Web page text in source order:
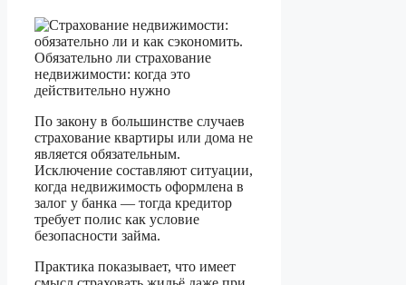
По закону в большинстве случаев
страхование квартиры или дома не
является обязательным.
Исключение составляют ситуации,
когда недвижимость оформлена в
залог у банка — тогда кредитор
требует полис как условие
безопасности займа.
Практика показывает, что имеет